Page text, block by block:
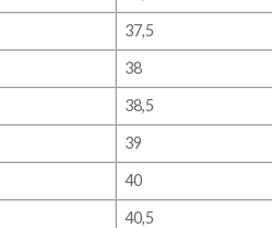
37,5
38
38,5
39
40
40,5